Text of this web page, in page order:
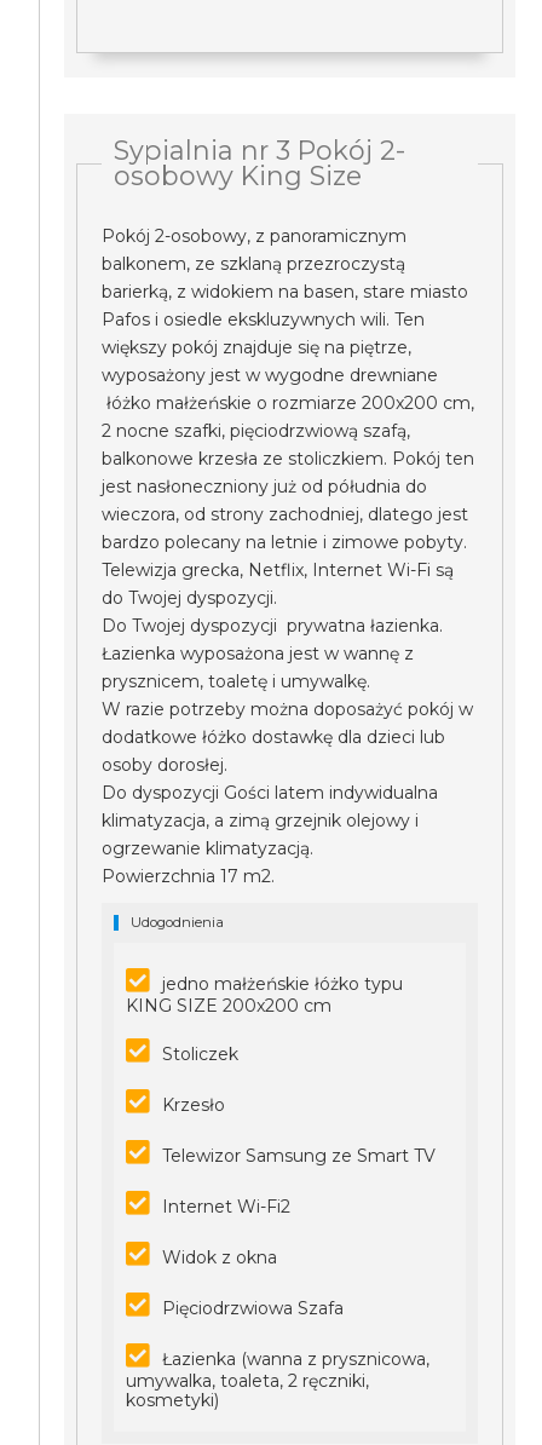
Sypialnia nr 3 Pokój 2-
osobowy King Size
Pokój 2-osobowy, z panoramicznym
balkonem, ze szklaną przezroczystą
barierką, z widokiem na basen, stare miasto
Pafos i osiedle ekskluzywnych wili. Ten
większy pokój znajduje się na piętrze,
wyposażony jest w wygodne drewniane
łóżko małżeńskie o rozmiarze 200x200 cm,
2 nocne szafki, pięciodrzwiową szafą,
balkonowe krzesła ze stoliczkiem. Pokój ten
jest nasłoneczniony już od półudnia do
wieczora, od strony zachodniej, dlatego jest
bardzo polecany na letnie i zimowe pobyty.
Telewizja grecka, Netflix, Internet Wi-Fi są
do Twojej dyspozycji.
Do Twojej dyspozycji prywatna łazienka.
Łazienka wyposażona jest w wannę z
prysznicem, toaletę i umywalkę.
W razie potrzeby można doposażyć pokój w
dodatkowe łóżko dostawkę dla dzieci lub
osoby dorosłej.
Do dyspozycji Gości latem indywidualna
klimatyzacja, a zimą grzejnik olejowy i
ogrzewanie klimatyzacją.
Powierzchnia 17 m2.
Udogodnienia
jedno małżeńskie łóżko typu
KING SIZE 200x200 cm
Stoliczek
Krzesło
Telewizor Samsung ze Smart TV
Internet Wi-Fi2
Widok z okna
Pięciodrzwiowa Szafa
Łazienka (wanna z prysznicowa,
umywalka, toaleta, 2 ręczniki,
kosmetyki)